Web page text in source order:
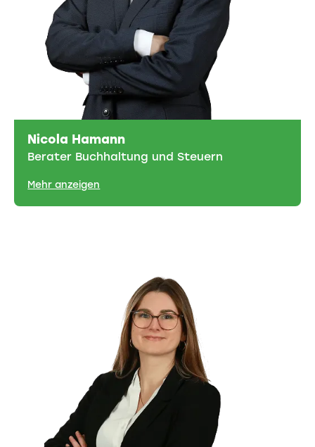
Nicola Hamann
Berater Buchhaltung und Steuern
Mehr anzeigen